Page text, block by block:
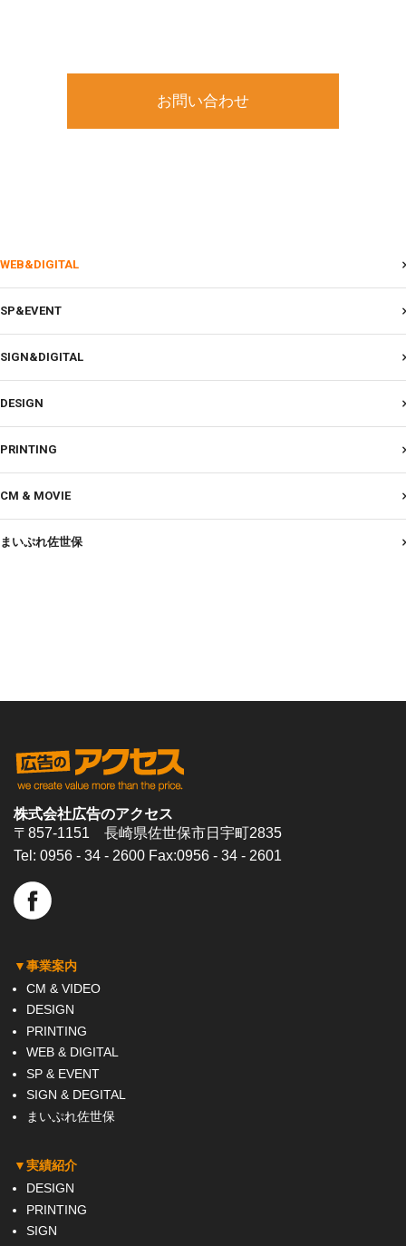
お問い合わせ
WEB&DIGITAL
SP&EVENT
SIGN&DIGITAL
DESIGN
PRINTING
CM & MOVIE
まいぷれ佐世保
株式会社広告のアクセス
〒857-1151 長崎県佐世保市日宇町2835
Tel: 0956 - 34 - 2600 Fax:0956 - 34 - 2601
▼事業案内
CM & VIDEO
DESIGN
PRINTING
WEB & DIGITAL
SP & EVENT
SIGN & DEGITAL
まいぷれ佐世保
▼実績紹介
DESIGN
PRINTING
SIGN